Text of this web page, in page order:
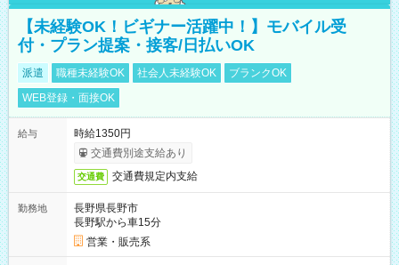
【未経験OK！ビギナー活躍中！】モバイル受
付・プラン提案・接客/日払いOK
派遣 職種未経験OK 社会人未経験OK
ブランクOK
WEB登録・面接OK
給与
時給1350円
交通費別途支給あり
交通費 交通費規定内支給
勤務地
長野県長野市
長野駅から車15分
営業・販売系